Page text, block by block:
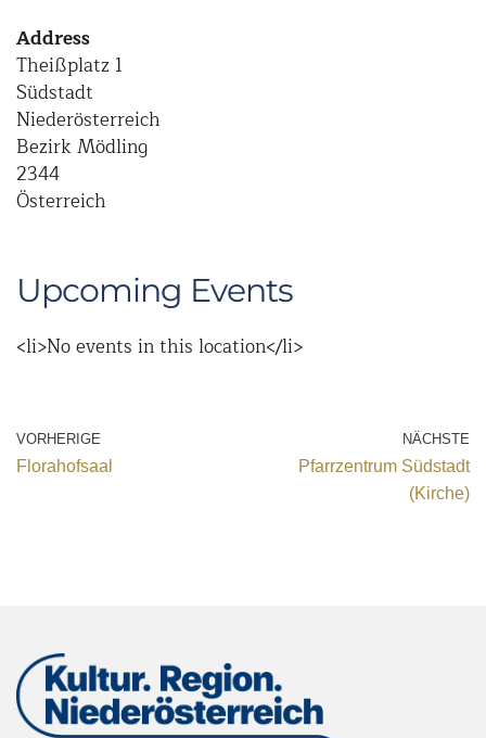
Address
Theißplatz 1
Südstadt
Niederösterreich
Bezirk Mödling
2344
Österreich
Upcoming Events
<li>No events in this location</li>
VORHERIGE
Florahofsaal
NÄCHSTE
Pfarrzentrum Südstadt
(Kirche)